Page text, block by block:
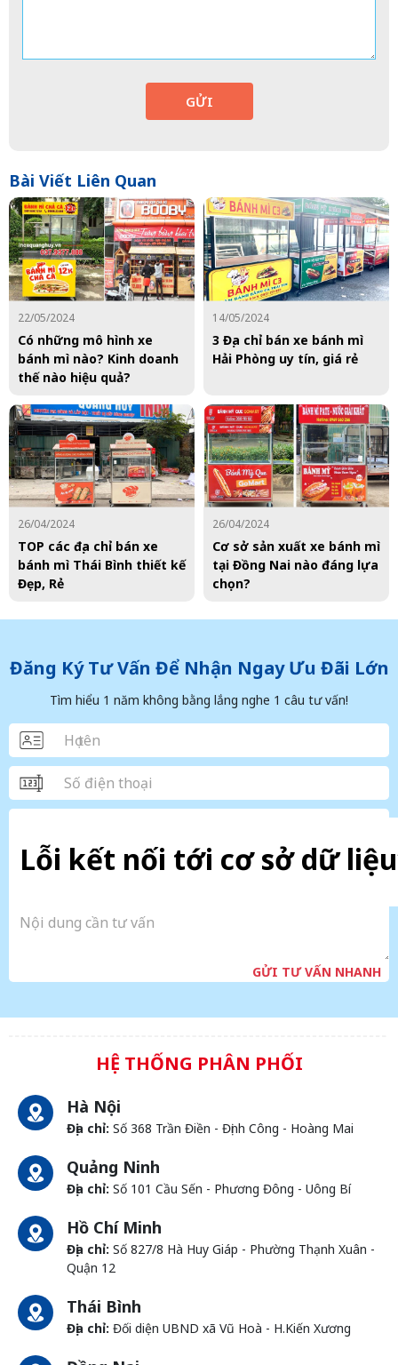
GỬI
Bài Viết Liên Quan
22/05/2024
Có những mô hình xe
bánh mì nào? Kinh doanh
thế nào hiệu quả?
14/05/2024
3 Địa chỉ bán xe bánh mì
Hải Phòng uy tín, giá rẻ
26/04/2024
TOP các địa chỉ bán xe
bánh mì Thái Bình thiết kế
Đẹp, Rẻ
26/04/2024
Cơ sở sản xuất xe bánh mì
tại Đồng Nai nào đáng lựa
chọn?
Đăng Ký Tư Vấn Để Nhận Ngay Ưu Đãi Lớn
Tìm hiểu 1 năm không bằng lắng nghe 1 câu tư vấn!
Lỗi kết nối tới cơ sở dữ liệu
GỬI TƯ VẤN NHANH
HỆ THỐNG PHÂN PHỐI
Hà Nội
Địa chỉ: Số 368 Trần Điền - Định Công - Hoàng Mai
Quảng Ninh
Địa chỉ: Số 101 Cầu Sến - Phương Đông - Uông Bí
Hồ Chí Minh
Địa chỉ: Số 827/8 Hà Huy Giáp - Phường Thạnh Xuân -
Quận 12
Thái Bình
Địa chỉ: Đối diện UBND xã Vũ Hoà - H.Kiến Xương